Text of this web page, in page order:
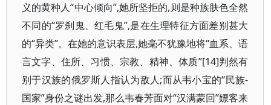
义的黄种人“中心倾向”,她所坚拒的,则是种族肤色全然
不同的“罗刹鬼、红毛鬼”,是在生理特征方面差别甚大
的“异类”。在她的意识表层,她毫不犹豫地将“血系、语
言文字、住所、习惯、宗教、精神、体质”[14]判然有
别于汉族的俄罗斯人指认为敌人;而从韦小宝的“民族-
国家”身份之谜出发,那么韦春芳面对“汉满蒙回”嫖客来